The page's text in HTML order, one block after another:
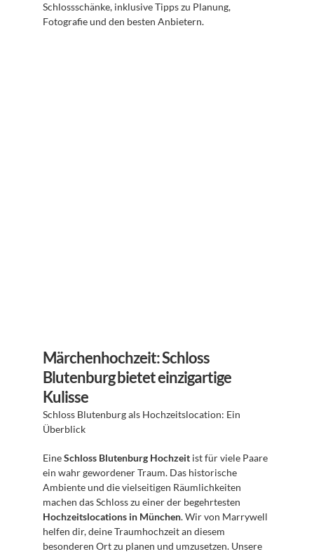
Schlossschänke, inklusive Tipps zu Planung,
Fotografie und den besten Anbietern.
Märchenhochzeit: Schloss
Blutenburg bietet einzigartige
Kulisse
Schloss Blutenburg als Hochzeitslocation: Ein
Überblick
Eine Schloss Blutenburg Hochzeit ist für viele Paare
ein wahr gewordener Traum. Das historische
Ambiente und die vielseitigen Räumlichkeiten
Hochzeitslocations in München. Wir von Marrywell
helfen dir, deine Traumhochzeit an diesem
besonderen Ort zu planen und umzusetzen. Unsere